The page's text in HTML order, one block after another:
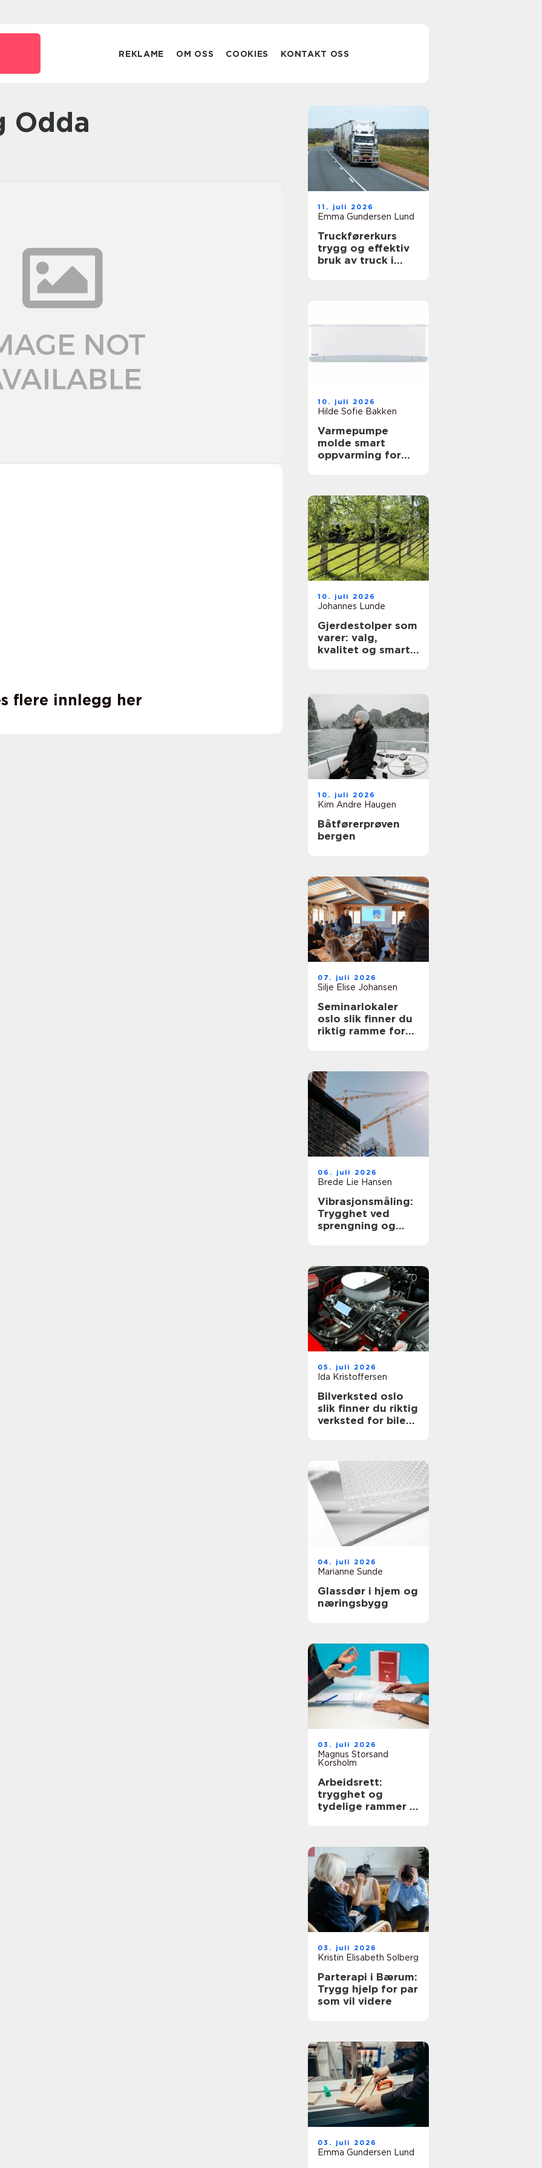
REKLAME OM OSS COOKIES KONTAKT OSS
Odda
flere innlegg her
11. juli 2026
Emma Gundersen Lund
Truckførerkurs
trygg og effektiv
bruk av truck i
10. juli 2026
Hilde Sofie Bakken
Varmepumpe
molde smart
oppvarming for
10. juli 2026
Johannes Lunde
Gjerdestolper som
varer: valg,
kvalitet og smart
10. juli 2026
Kim Andre Haugen
Båtførerprøven
bergen
07. juli 2026
Silje Elise Johansen
Seminarlokaler
oslo slik finner du
riktig ramme for
06. juli 2026
Brede Lie Hansen
Vibrasjonsmåling:
Trygghet ved
sprengning og
05. juli 2026
Ida Kristoffersen
Bilverksted oslo
slik finner du riktig
verksted for bilen
04. juli 2026
Marianne Sunde
Glassdør i hjem og
næringsbygg
03. juli 2026
Magnus Storsand
Korsholm
Arbeidsrett:
trygghet og
tydelige rammer i
03. juli 2026
Kristin Elisabeth Solberg
Parterapi i Bærum:
Trygg hjelp for par
som vil videre
03. juli 2026
Emma Gundersen Lund